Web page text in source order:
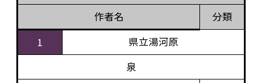
作者名
分類
1
県立湯河原
泉